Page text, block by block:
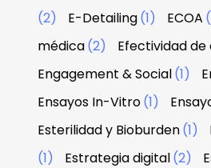
(2)
E-Detailing(1) ECOA
médica(2) Efectividad
Engagement & Social(1)
Ensayos In-Vitro(1)
Esterilidad y Bioburden(1)
(1)
Estrategia digital(2)